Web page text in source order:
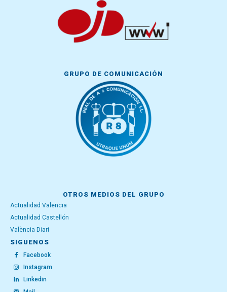
GRUPO DE COMUNICACIÓN
OTROS MEDIOS DEL GRUPO
Actualidad Valencia
Actualidad Castellón
València Diari
SÍGUENOS
Facebook
Instagram
Linkedin